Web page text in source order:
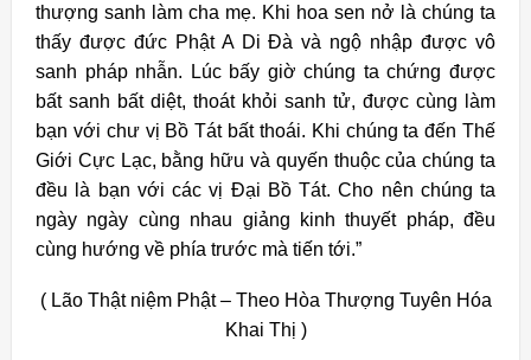
thượng sanh làm cha mẹ. Khi hoa sen nở là chúng ta
thấy được đức Phật A Di Đà và ngộ nhập được vô
sanh pháp nhẫn. Lúc bấy giờ chúng ta chứng được
bất sanh bất diệt, thoát khỏi sanh tử, được cùng làm
bạn với chư vị Bồ Tát bất thoái. Khi chúng ta đến Thế
Giới Cực Lạc, bằng hữu và quyến thuộc của chúng ta
đều là bạn với các vị Đại Bồ Tát. Cho nên chúng ta
ngày ngày cùng nhau giảng kinh thuyết pháp, đều
cùng hướng về phía trước mà tiến tới.”
( Lão Thật niệm Phật – Theo Hòa Thượng Tuyên Hóa
Khai Thị )